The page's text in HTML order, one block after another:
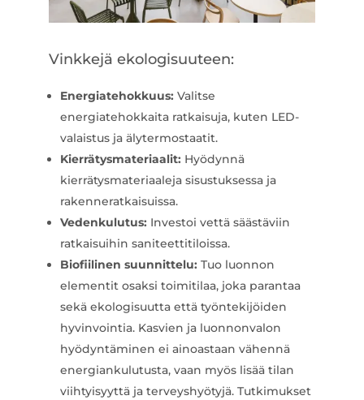
Vinkkejä ekologisuuteen:
Energiatehokkuus: Valitse
energiatehokkaita ratkaisuja, kuten LED-
valaistus ja älytermostaatit.
Kierrätysmateriaalit: Hyödynnä
kierrätysmateriaaleja sisustuksessa ja
rakenneratkaisuissa.
Vedenkulutus: Investoi vettä säästäviin
ratkaisuihin saniteettitiloissa.
Biofiilinen suunnittelu: Tuo luonnon
elementit osaksi toimitilaa, joka parantaa
sekä ekologisuutta että työntekijöiden
hyvinvointia. Kasvien ja luonnonvalon
hyödyntäminen ei ainoastaan vähennä
energiankulutusta, vaan myös lisää tilan
viihtyisyyttä ja terveyshyötyjä. Tutkimukset